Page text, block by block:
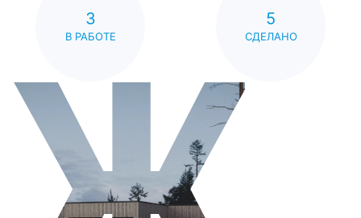
3
В РАБОТЕ
5
СДЕЛАНО